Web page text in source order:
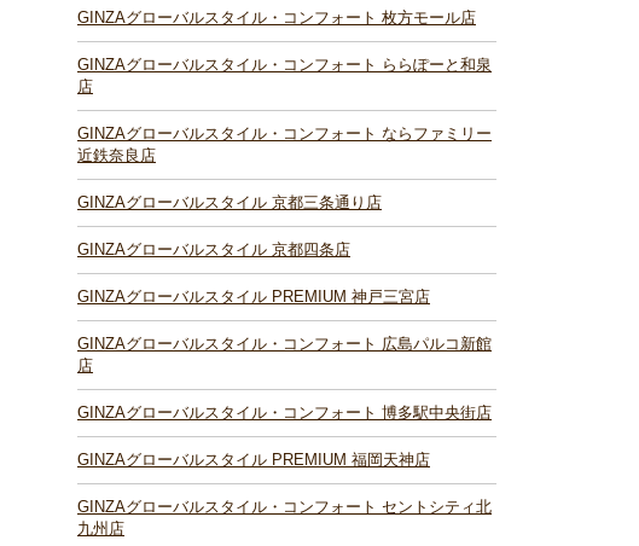
GINZAグローバルスタイル・コンフォート 枚方モール店
GINZAグローバルスタイル・コンフォート ららぽーと和泉
店
GINZAグローバルスタイル・コンフォート ならファミリー
近鉄奈良店
GINZAグローバルスタイル 京都三条通り店
GINZAグローバルスタイル 京都四条店
GINZAグローバルスタイル PREMIUM 神戸三宮店
GINZAグローバルスタイル・コンフォート 広島パルコ新館
店
GINZAグローバルスタイル・コンフォート 博多駅中央街店
GINZAグローバルスタイル PREMIUM 福岡天神店
GINZAグローバルスタイル・コンフォート セントシティ北
九州店